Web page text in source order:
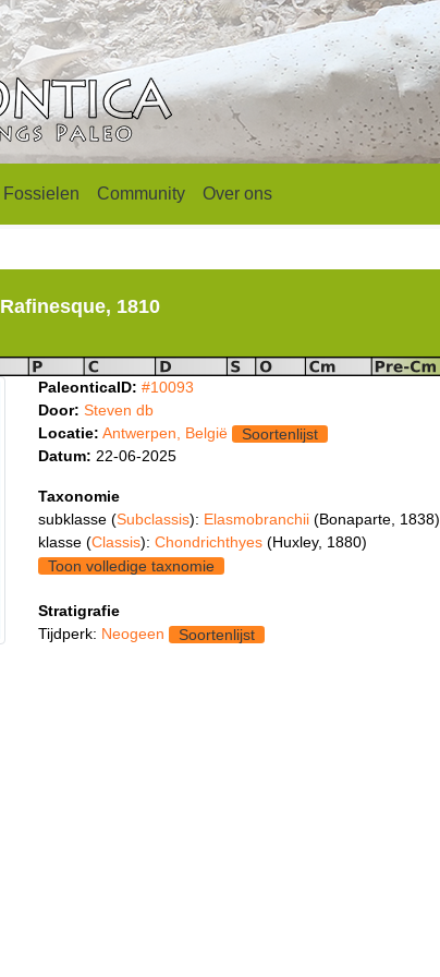
Fossielen Community Over ons
Rafinesque, 1810
PaleonticaID: #10093
Door: Steven db
Locatie: Antwerpen, België
Soortenlijst
Datum: 22-06-2025
Taxonomie
subklasse (Subclassis): Elasmobranchii (Bonaparte, 1838)
klasse (Classis): Chondrichthyes (Huxley, 1880)
Toon volledige taxnomie
Stratigrafie
Tijdperk: Neogeen Soortenlijst